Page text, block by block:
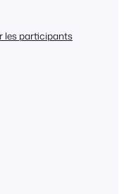
les participants